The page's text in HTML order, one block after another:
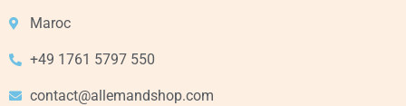
Maroc
+49 1761 5797 550
contact@allemandshop.com